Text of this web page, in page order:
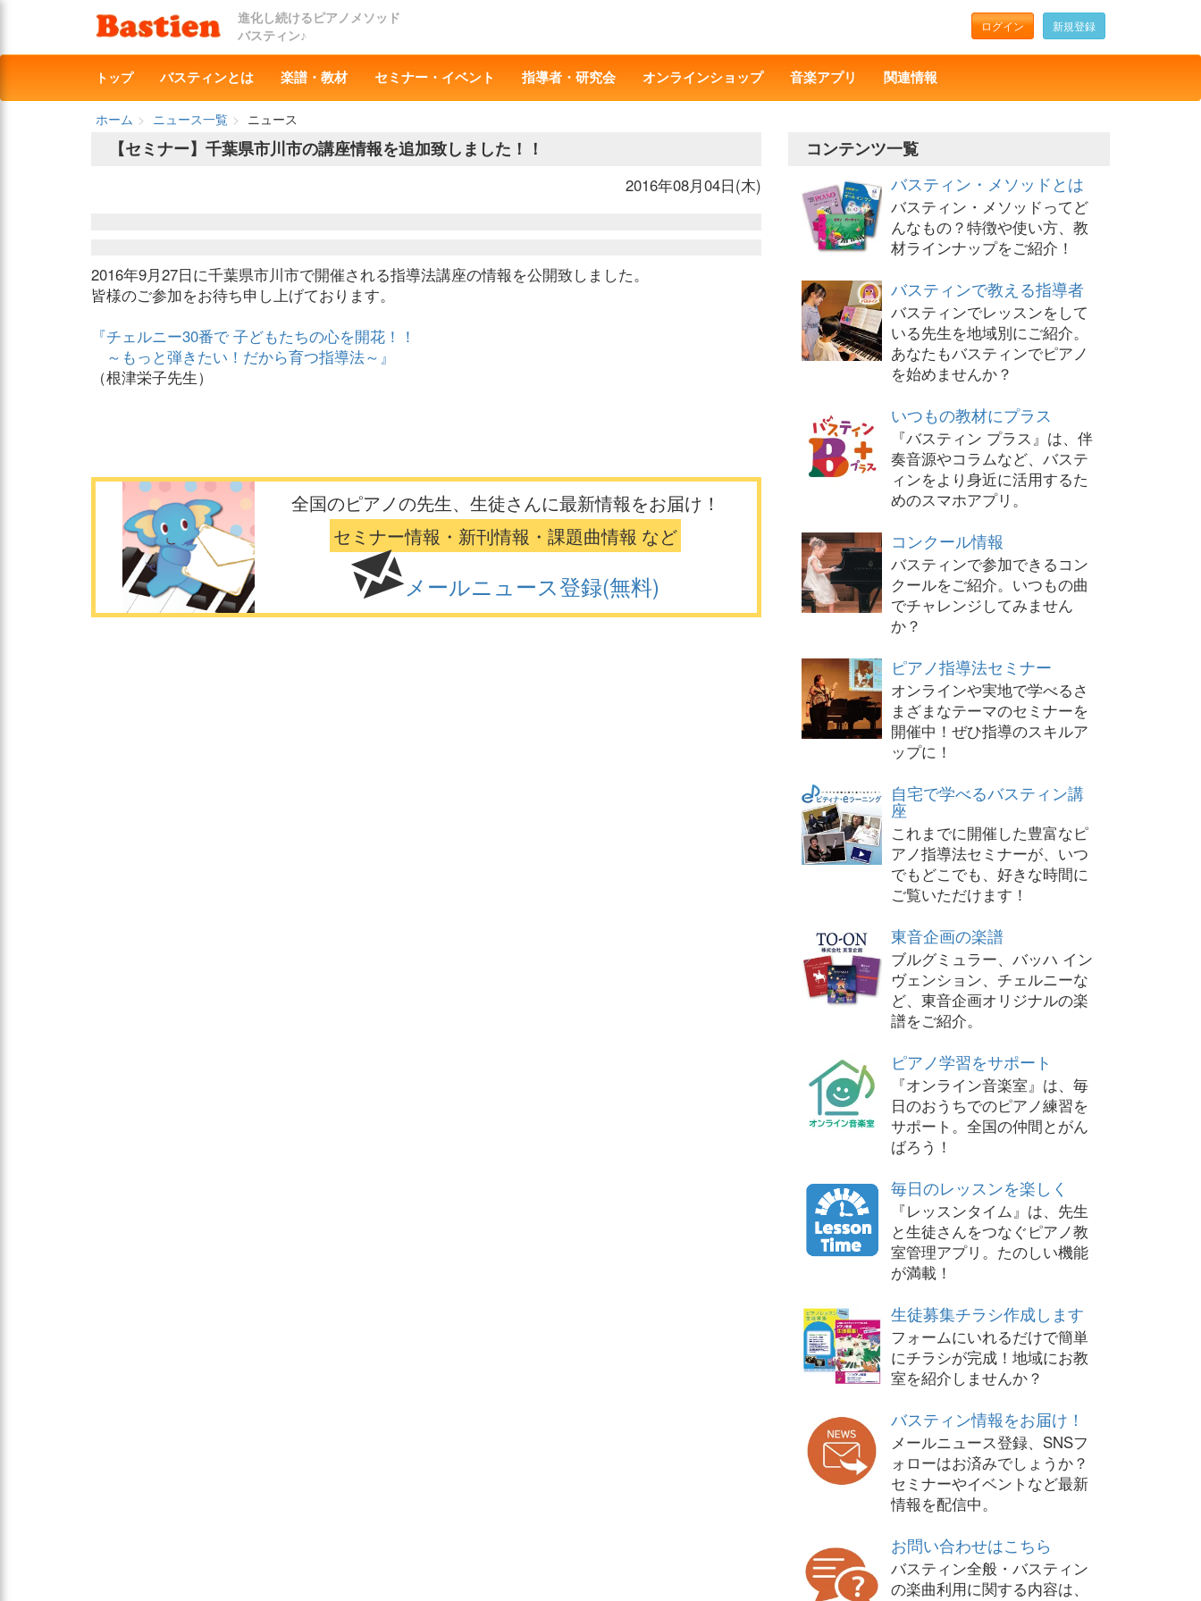
進化し続けるピアノメソッド
バスティン♪
ログイン 新規登録
トップ バスティンとは 楽譜・教材 セミナー・イベント 指導者・研究会 オンラインショップ 音楽アプリ 関連情報
ホーム ニュース一覧
ニュース
【セミナー】千葉県市川市の講座情報を追加致しました！！
2016年08月04日(木)
2016年9月27日に千葉県市川市で開催される指導法講座の情報を公開致しました。
皆様のご参加をお待ち申し上げております。
『チェルニー30番で 子どもたちの心を開花！！
～もっと弾きたい！だから育つ指導法～』
（根津栄子先生）
全国のピアノの先生、生徒さんに最新情報をお届け！
セミナー情報・新刊情報・課題曲情報 など
メールニュース登録(無料)
コンテンツ一覧
バスティン・メソッドとは
バスティン・メソッドってど
んなもの？特徴や使い方、教
材ラインナップをご紹介！
バスティンで教える指導者
バスティンでレッスンをして
いる先生を地域別にご紹介。
あなたもバスティンでピアノ
を始めませんか？
いつもの教材にプラス
『バスティン プラス』は、伴
奏音源やコラムなど、バステ
ィンをより身近に活用するた
めのスマホアプリ。
コンクール情報
バスティンで参加できるコン
クールをご紹介。いつもの曲
でチャレンジしてみません
か？
ピアノ指導法セミナー
オンラインや実地で学べるさ
まざまなテーマのセミナーを
開催中！ぜひ指導のスキルア
ップに！
自宅で学べるバスティン講
座
これまでに開催した豊富なピ
アノ指導法セミナーが、いつ
でもどこでも、好きな時間に
ご覧いただけます！
東音企画の楽譜
ブルグミュラー、バッハ イン
ヴェンション、チェルニーな
ど、東音企画オリジナルの楽
譜をご紹介。
ピアノ学習をサポート
『オンライン音楽室』は、毎
日のおうちでのピアノ練習を
サポート。全国の仲間とがん
ばろう！
毎日のレッスンを楽しく
『レッスンタイム』は、先生
と生徒さんをつなぐピアノ教
室管理アプリ。たのしい機能
が満載！
生徒募集チラシ作成します
フォームにいれるだけで簡単
にチラシが完成！地域にお教
室を紹介しませんか？
バスティン情報をお届け！
メールニュース登録、SNSフ
ォローはお済みでしょうか？
セミナーやイベントなど最新
情報を配信中。
お問い合わせはこちら
バスティン全般・バスティン
の楽曲利用に関する内容は、